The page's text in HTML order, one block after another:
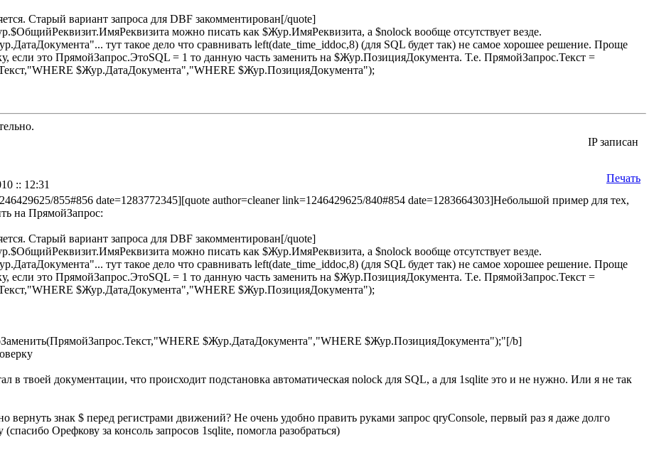
Старый вариант запроса для DBF закомментирован[/quote]
можно писать как $Жур.ИмяРеквизита, а $nolock вообще отсутствует везде.
тут такое дело что сравнивать left(date_time_iddoc,8) (для SQL будет так) не самое хорошее решение. Проще
если это ПрямойЗапрос.ЭтоSQL = 1 то данную часть заменить на $Жур.ПозицияДокумента. Т.е. ПрямойЗапрос.Текст =
$Жур.ДатаДокумента","WHERE $Жур.ПозицияДокумента");
IP записан
:: 12:31
Печать
855#856 date=1283772345][quote author=cleaner link=1246429625/840#854 date=1283664303]Небольшой пример для тех,
на ПрямойЗапрос:
Старый вариант запроса для DBF закомментирован[/quote]
можно писать как $Жур.ИмяРеквизита, а $nolock вообще отсутствует везде.
тут такое дело что сравнивать left(date_time_iddoc,8) (для SQL будет так) не самое хорошее решение. Проще
если это ПрямойЗапрос.ЭтоSQL = 1 то данную часть заменить на $Жур.ПозицияДокумента. Т.е. ПрямойЗапрос.Текст =
$Жур.ДатаДокумента","WHERE $Жур.ПозицияДокумента");
$Жур.ДатаДокумента","WHERE $Жур.ПозицияДокумента");"[/b]
в твоей документации, что происходит подстановка автоматическая nolock для SQL, а для 1sqlite это и не нужно. Или я не так
вернуть знак $ перед регистрами движений? Не очень удобно править руками запрос qryConsole, первый раз я даже долго
Орефкову за консоль запросов 1sqlite, помогла разобраться)